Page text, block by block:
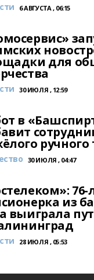
6 АВГУСТА , 06:15
для
30 ИЮЛЯ , 12:59
в
ручного
30 ИЮЛЯ , 04:47
76-
из
выиграла
28 ИЮЛЯ , 05:53